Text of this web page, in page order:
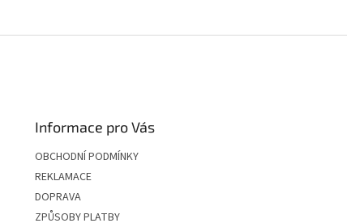
Informace pro Vás
OBCHODNÍ PODMÍNKY
REKLAMACE
DOPRAVA
ZPŮSOBY PLATBY